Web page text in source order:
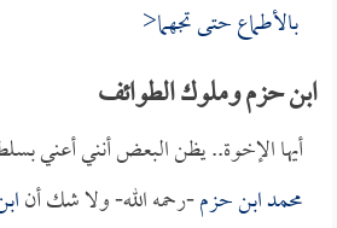
بالأطماع حتى تجهما<
ابن حزم وملوك الطوائف
أيها الإخوة.. يظن البعض أنني أعني
محمد ابن حزم-رحمه الله- ولا شك أن